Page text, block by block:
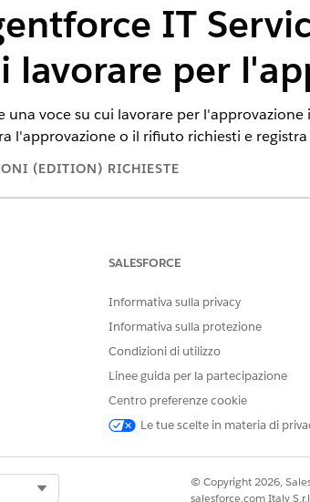
IT
lavorare per
una voce su cui lavorare per
l'approvazione o il rifiuto richiesti e
(EDITION) RICHIESTE
Accesso utente comune perle azioni degli agenti
azione
di riferimento
SALESFORCE
Informativa sulla privacy
Informativa sulla protezione
Condizioni di utilizzo
Linee guida per la partecipazione
Centro preferenze cookie
Le tue scelte in materia di
© Copyright 2026,
salesforce.com Italy